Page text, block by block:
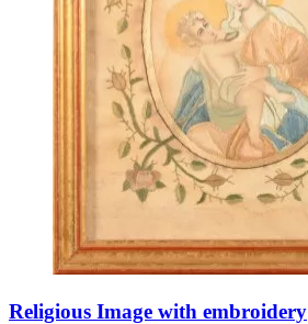
Religious Image with embroidery